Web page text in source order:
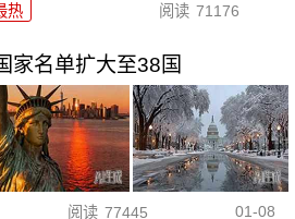
热 阅读 71176
家名单扩大至38国
阅读 77445 01-08